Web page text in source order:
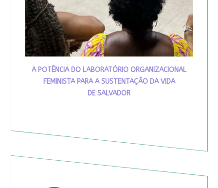
A POTÊNCIA DO LABORATÓRIO ORGANIZACIONAL
FEMINISTA PARA A SUSTENTAÇÃO DA VIDA
DE SALVADOR